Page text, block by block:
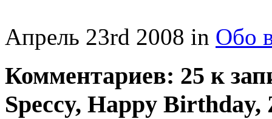
Апрель 23rd 2008 in Обо
Комментариев: 25 к
Speccy, Happy Birthday,